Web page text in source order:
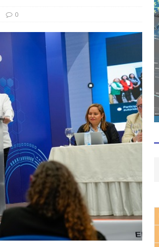
en Hato Mayor
en el primer
0